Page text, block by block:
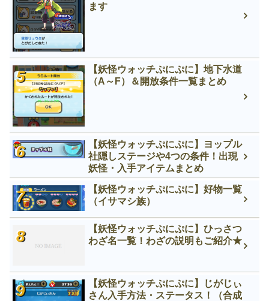
ます
【妖怪ウォッチぷにぷに】地下水道
（A～F）＆開放条件一覧まとめ
【妖怪ウォッチぷにぷに】ヨップル
社隠しステージや4つの条件！出現
妖怪・入手アイテムまとめ
【妖怪ウォッチぷにぷに】好物一覧
（イサマシ族）
【妖怪ウォッチぷにぷに】ひっさつ
わざ名一覧！わざの説明もご紹介★
【妖怪ウォッチぷにぷに】じがじぃ
さん入手方法・ステータス！（合成